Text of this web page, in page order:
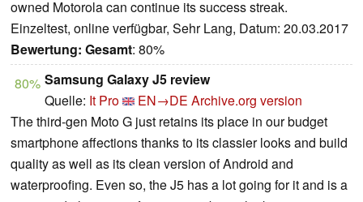
owned Motorola can continue its success streak.
Einzeltest, online verfügbar, Sehr Lang, Datum: 20.03.2017
Bewertung: Gesamt: 80%
80% Samsung Galaxy J5 review
Quelle: It Pro EN→DE Archive.org version
The third-gen Moto G just retains its place in our budget
smartphone affections thanks to its classier looks and build
quality as well as its clean version of Android and
waterproofing. Even so, the J5 has a lot going for it and is a